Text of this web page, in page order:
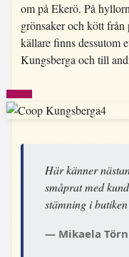
om på Ekerö. På
grönsaker och kött
källare finns dessutom
Kungsberga och till
Här känner
småprat med
stämning i butiken
Mikaela